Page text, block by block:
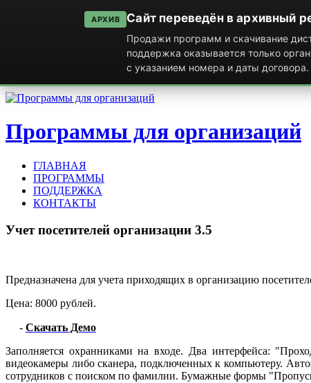
АРХИВ Сайт переведён в архивный
Продажи программ и скачивание
поддержка оказывается только
с указанием номера и даты договора.
Программы для организаций
ГЛАВНАЯ
ПРОГРАММЫ
ПОДДЕРЖКА
КОНТАКТЫ
Учет посетителей организации 3.5
Предназначена для учета приходящих в организацию
Цена: 8000 рублей.
- Скачать Демо
Заполняется охранниками на входе. Два интерфейса:
видеокамеры либо сканера, подключенных к компьютеру.
сотрудников с поиском по фамилии. Бумажные формы